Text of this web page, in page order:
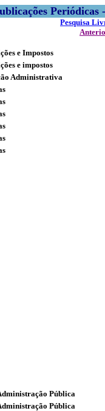
Pesquisa
e Impostos
e impostos
Administrativa
Pública
Pública